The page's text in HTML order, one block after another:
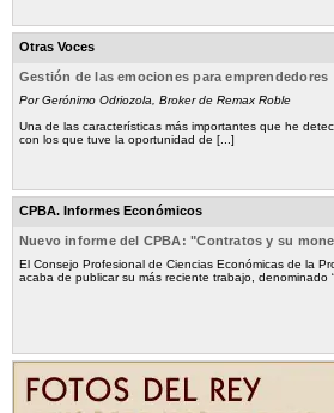
Otras Voces
Gestión de las emociones para emprendedores
Por Gerónimo Odriozola, Broker de Remax Roble
Una de las características más importantes que he
con los que tuve la oportunidad de [...]
CPBA. Informes Económicos
Nuevo informe del CPBA: "Contratos y su
El Consejo Profesional de Ciencias Económicas de la
acaba de publicar su más reciente trabajo, denominado